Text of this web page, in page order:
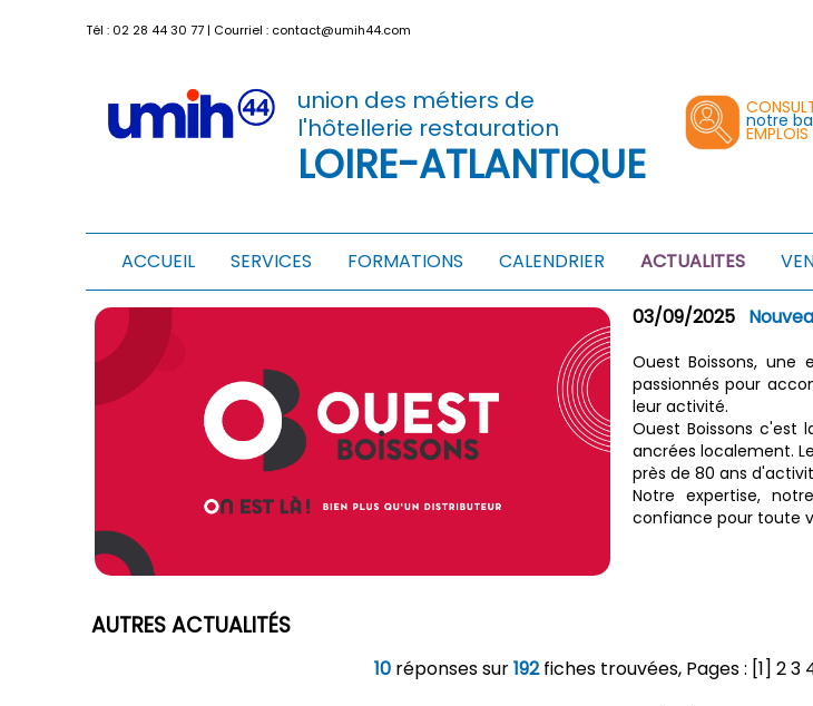
Tél : 02 28 44 30 77| Courriel : contact@umih44.com
union des métiers de
l'hôtellerie restauration
LOIRE-ATLANTIQUE
notre
EMPLOIS
ACCUEIL SERVICES FORMATIONS CALENDRIER ACTUALITES
03/09/2025
Ouest Boissons,
passionnés pour
leur activité.
Ouest Boissons c'est
ancrées localement.
près de 80 ans
Notre expertise,
confiance pour toute
AUTRES ACTUALITÉS
10réponses sur192fiches trouvées, Pages : [1] 23